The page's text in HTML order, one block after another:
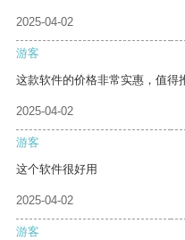
2025-04-02
游客
这款软件的价格非常实惠，值得
2025-04-02
游客
这个软件很好用
2025-04-02
游客